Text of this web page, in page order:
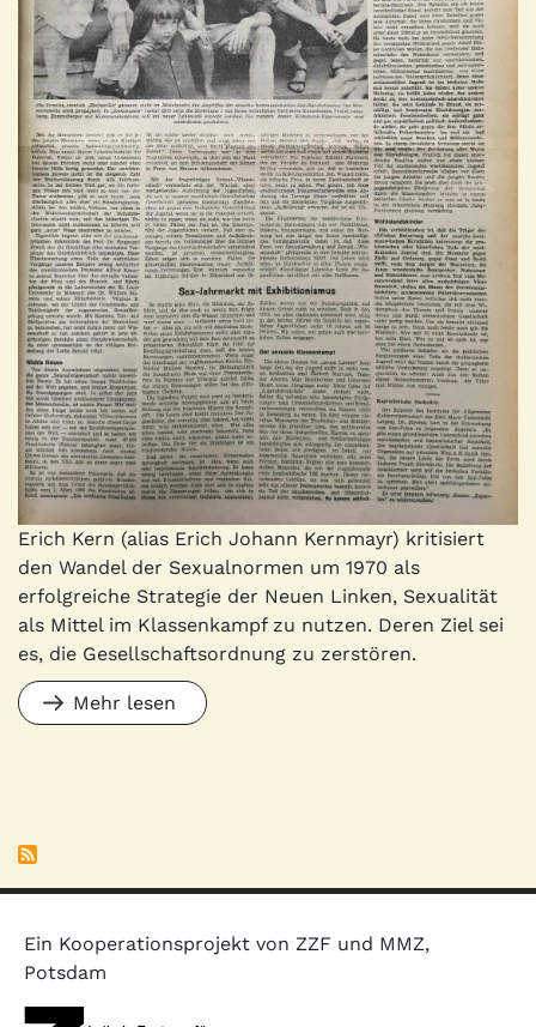
Erich Kern (alias Erich Johann Kernmayr) kritisiert
den Wandel der Sexualnormen um 1970 als
erfolgreiche Strategie der Neuen Linken, Sexualität
als Mittel im Klassenkampf zu nutzen. Deren Ziel sei
es, die Gesellschaftsordnung zu zerstören.
Mehr lesen
Ein Kooperationsprojekt von ZZF und MMZ,
Potsdam